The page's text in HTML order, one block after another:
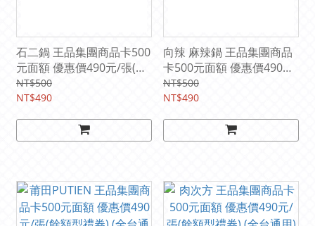
石二鍋 王品集團商品卡500
元面額 優惠價490元/張(餘
額型禮券) (全台通用)
NT$500
NT$490
向辣 麻辣鍋 王品集團商品
卡500元面額 優惠價490元/
張(餘額型禮券) (全台通用)
NT$500
NT$490